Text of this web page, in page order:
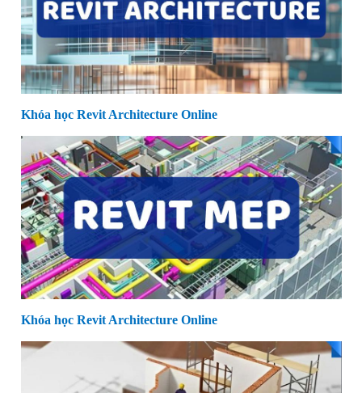
Khóa học Revit Architecture Online
Khóa học Revit Architecture Online